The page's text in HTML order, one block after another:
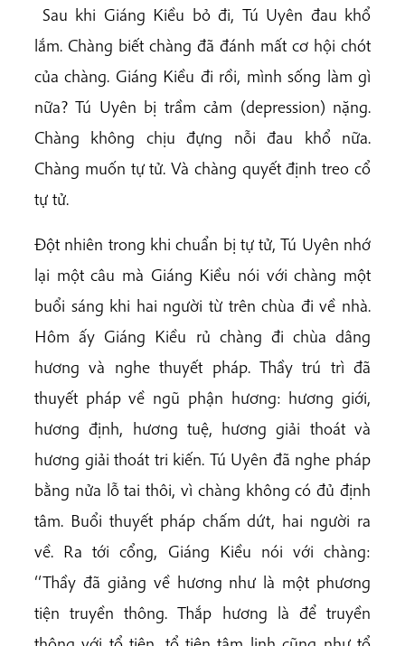
Sau khi Giáng Kiều bỏ đi, Tú Uyên đau khổ
lắm. Chàng biết chàng đã đánh mất cơ hội chót
của chàng. Giáng Kiều đi rồi, mình sống làm gì
nữa? Tú Uyên bị trầm cảm (depression) nặng.
Chàng không chịu đựng nỗi đau khổ nữa.
Chàng muốn tự tử. Và chàng quyết định treo cổ
tự tử.
Đột nhiên trong khi chuẩn bị tự tử, Tú Uyên nhớ
lại một câu mà Giáng Kiều nói với chàng một
buổi sáng khi hai người từ trên chùa đi về nhà.
Hôm ấy Giáng Kiều rủ chàng đi chùa dâng
hương và nghe thuyết pháp. Thầy trú trì đã
thuyết pháp về ngũ phận hương: hương giới,
hương định, hương tuệ, hương giải thoát và
hương giải thoát tri kiến. Tú Uyên đã nghe pháp
bằng nửa lỗ tai thôi, vì chàng không có đủ định
tâm. Buổi thuyết pháp chấm dứt, hai người ra
về. Ra tới cổng, Giáng Kiều nói với chàng:
‘‘Thầy đã giảng về hương như là một phương
tiện truyền thông. Thắp hương là để truyền